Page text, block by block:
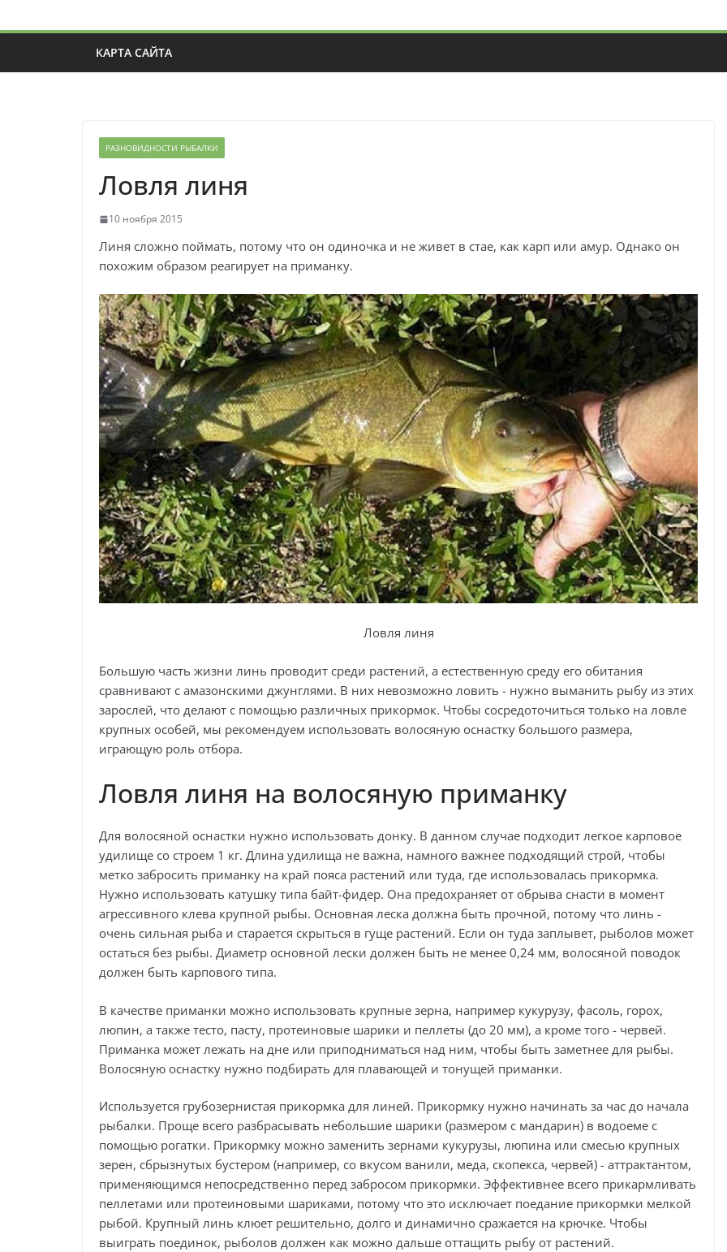
КАРТА САЙТА
РАЗНОВИДНОСТИ РЫБАЛКИ
Ловля линя
10 ноября 2015
Линя сложно поймать, потому что он одиночка и не живет в стае, как карп или амур. Однако он
похожим образом реагирует на приманку.
Ловля линя
Большую часть жизни линь проводит среди растений, а естественную среду его обитания
сравнивают с амазонскими джунглями. В них невозможно ловить - нужно выманить рыбу из этих
зарослей, что делают с помощью различных прикормок. Чтобы сосредоточиться только на ловле
крупных особей, мы рекомендуем использовать волосяную оснастку большого размера,
играющую роль отбора.
Ловля линя на волосяную приманку
Для волосяной оснастки нужно использовать донку. В данном случае подходит легкое карповое
удилище со строем 1 кг. Длина удилища не важна, намного важнее подходящий строй, чтобы
метко забросить приманку на край пояса растений или туда, где использовалась прикормка.
Нужно использовать катушку типа байт-фидер. Она предохраняет от обрыва снасти в момент
агрессивного клева крупной рыбы. Основная леска должна быть прочной, потому что линь -
очень сильная рыба и старается скрыться в гуще растений. Если он туда заплывет, рыболов может
остаться без рыбы. Диаметр основной лески должен быть не менее 0,24 мм, волосяной поводок
должен быть карпового типа.
В качестве приманки можно использовать крупные зерна, например кукурузу, фасоль, горох,
люпин, а также тесто, пасту, протеиновые шарики и пеллеты (до 20 мм), а кроме того - червей.
Приманка может лежать на дне или приподниматься над ним, чтобы быть заметнее для рыбы.
Волосяную оснастку нужно подбирать для плавающей и тонущей приманки.
Используется грубозернистая прикормка для линей. Прикормку нужно начинать за час до начала
рыбалки. Проще всего разбрасывать небольшие шарики (размером с мандарин) в водоеме с
помощью рогатки. Прикормку можно заменить зернами кукурузы, люпина или смесью крупных
зерен, сбрызнутых бустером (например, со вкусом ванили, меда, скопекса, червей) - аттрактантом,
применяющимся непосредственно перед забросом прикормки. Эффективнее всего прикармливать
пеллетами или протеиновыми шариками, потому что это исключает поедание прикормки мелкой
рыбой. Крупный линь клюет решительно, долго и динамично сражается на крючке. Чтобы
выиграть поединок, рыболов должен как можно дальше оттащить рыбу от растений.